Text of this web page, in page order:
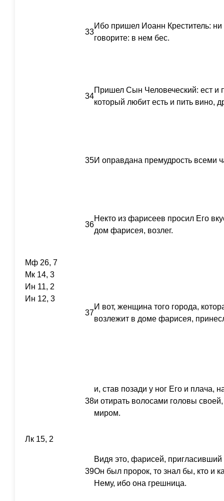
33
Ибо пришел Иоанн Креститель: ни
говорите: в нем бес.
34
Пришел Сын Человеческий: ест и
который любит есть и пить вино,
35И оправдана премудрость всеми
36
Некто из фарисеев просил Его
дом фарисея, возлег.
Мф 26, 7
Мк 14, 3
Ин 11, 2
Ин 12, 3
37
И вот, женщина того города,
возлежит в доме фарисея,
38
и, став позади у ног Его и плача,
и отирать волосами головы
миром.
Лк 15, 2
39
Видя это, фарисей,
Он был пророк, то знал бы, кто и
Нему, ибо она грешница.